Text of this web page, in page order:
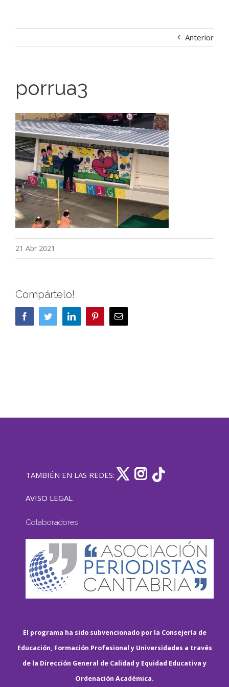
Anterior
porrua3
21 Abr 2021
Compártelo!
FacebookTwitterLinkedIn PinterestCorreo
electrónico
TAMBIÉN EN LAS REDES:
AVISO LEGAL
Colaboradores
El programa ha sido subvencionado por la Consejería de
Educación, Formación Profesional y Universidades a través
de la Dirección General de Calidad y Equidad Educativa y
Ordenación Académica.